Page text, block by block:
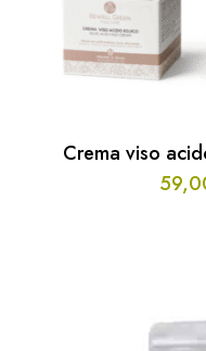
Crema viso